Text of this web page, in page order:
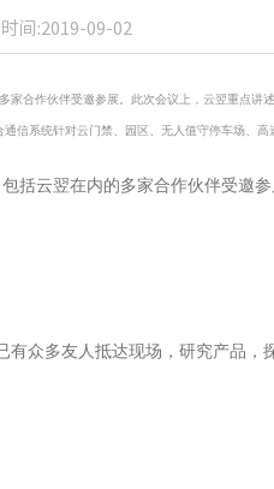
时间:2019-09-02
合作伙伴受邀参展。此次会议上，云翌重点讲
信系统针对云门禁、园区、无人值守停车场、高
括云翌在内的多家合作伙伴受邀
众多友人抵达现场，研究产品，